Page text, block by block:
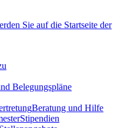
Belegungspläne
Beratung und Hilfe
Stipendien